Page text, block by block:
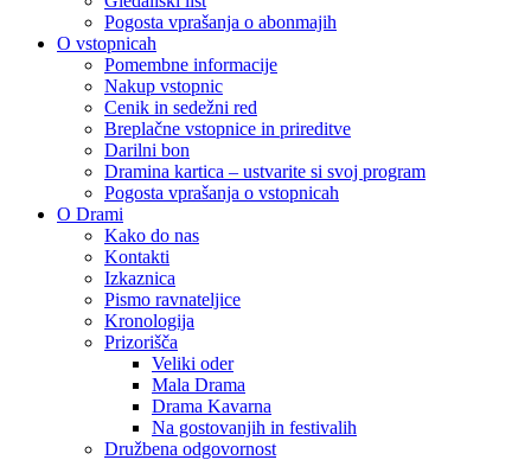
Pogosta vprašanja o abonmajih
O vstopnicah
Pomembne informacije
Nakup vstopnic
Cenik in sedežni red
Breplačne vstopnice in prireditve
Darilni bon
Dramina kartica – ustvarite si svoj program
Pogosta vprašanja o vstopnicah
O Drami
Kako do nas
Kontakti
Izkaznica
Pismo ravnateljice
Kronologija
Prizorišča
Veliki oder
Mala Drama
Drama Kavarna
Na gostovanjih in festivalih
Družbena odgovornost